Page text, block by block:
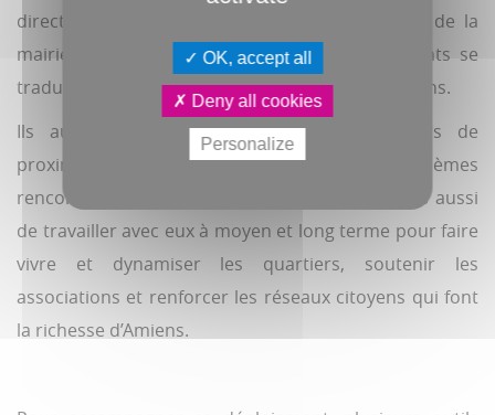
direct des Amiénoises et des Amiénois auprès de la
mairie, afin que les préoccupations des habitants se
traduisent concrètement en décisions et en actions.
Ils auront vocation à être les interlocuteurs de
proximité, chargés de résoudre les problèmes
rencontrés par les habitants au quotidien, mais aussi
de travailler avec eux à moyen et long terme pour faire
vivre et dynamiser les quartiers, soutenir les
associations et renforcer les réseaux citoyens qui font
la richesse d’Amiens.
OK, accept all
Deny all cookies
Personalize